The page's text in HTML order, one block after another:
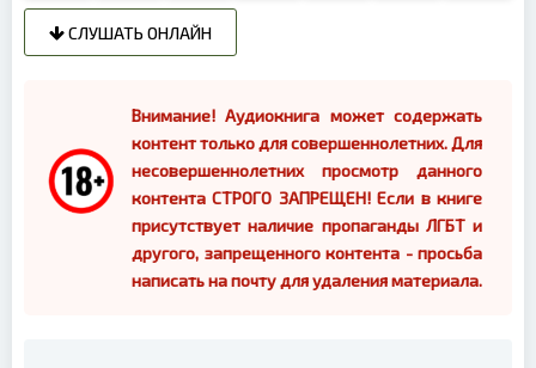
СЛУШАТЬ ОНЛАЙН
Внимание! Аудиокнига может содержать
контент только для совершеннолетних. Для
несовершеннолетних просмотр данного
контента СТРОГО ЗАПРЕЩЕН! Если в книге
присутствует наличие пропаганды ЛГБТ и
другого, запрещенного контента - просьба
написать на почту для удаления материала.